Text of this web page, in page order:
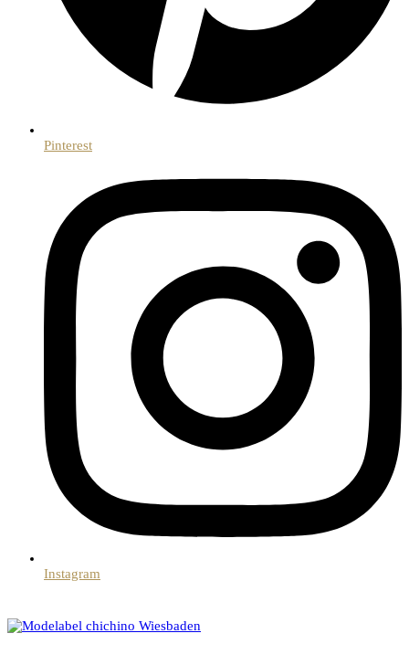
Pinterest
Instagram